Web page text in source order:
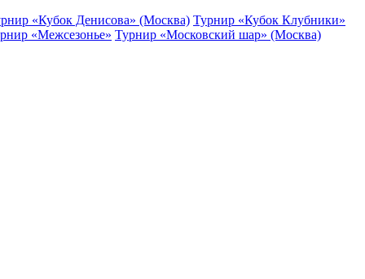
«Кубок Денисова» (Москва) Турнир «Кубок Клубники»
«Межсезонье» Турнир «Московский шар» (Москва)